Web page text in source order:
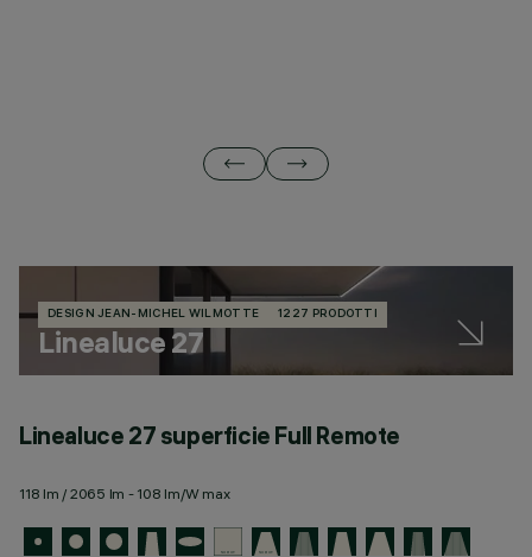
DESIGN JEAN-MICHEL WILMOTTE 1227 PRODOTTI
Linealuce 27
Linealuce 27 superficie Full Remote
118 lm / 2065 lm - 108 lm/W max